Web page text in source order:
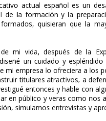
actual español es un
de la formación y la
quisieran que la
mi vida, después de la
un cuidado y
mi empresa lo ofreciera a los
titulares atractivos, a
entonces y hable con
en público y veras como nos
simulamos entrevistas y